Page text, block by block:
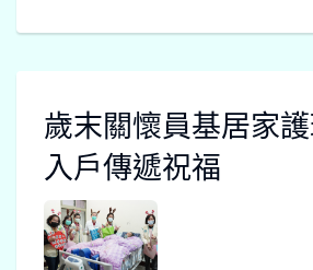
歲末關懷員基居家
入戶傳遞祝福